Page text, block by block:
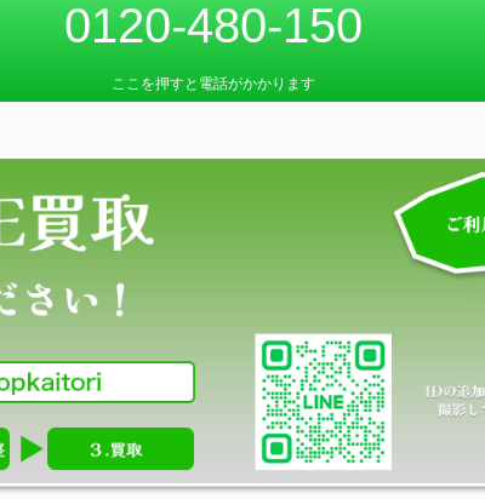
0120-480-150
ここを押すと電話がかかります